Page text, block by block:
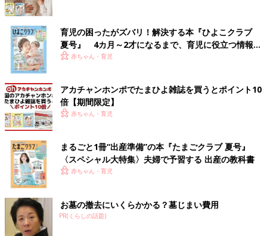
育児の困ったがズバリ！解決する本『ひよこクラブ
夏号』 4カ月～2才になるまで、育児に役立つ情報が
いっぱい！
赤ちゃん・育児
アカチャンホンポでたまひよ雑誌を買うとポイント10
倍【期間限定】
赤ちゃん・育児
まるごと1冊“出産準備”の本『たまごクラブ 夏号』
〈スペシャル大特集〉夫婦で予習する 出産の教科書
赤ちゃん・育児
お墓の撤去にいくらかかる？墓じまい費用
PR(くらしの話題)